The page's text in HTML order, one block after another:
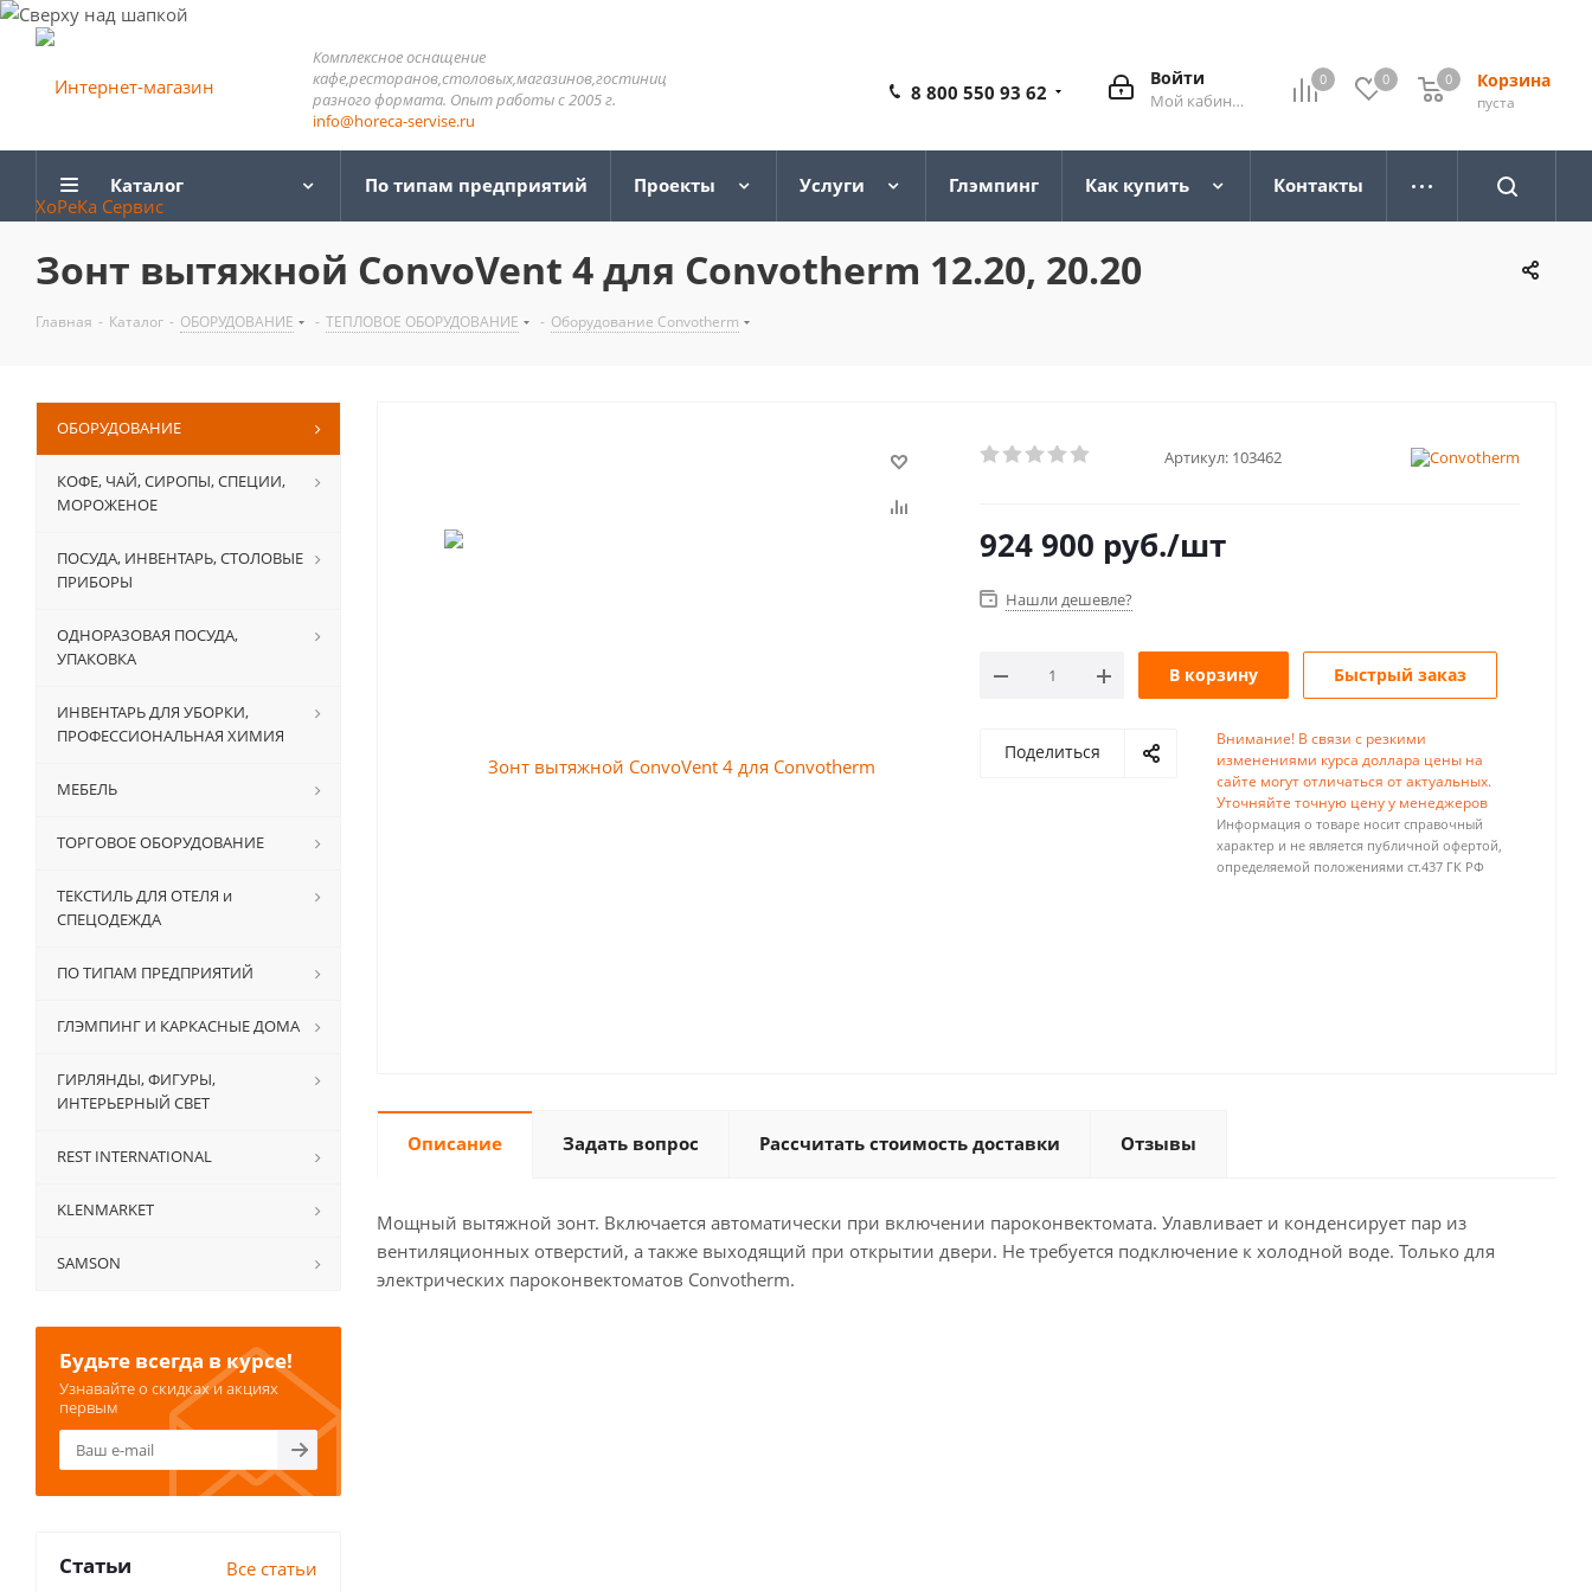
Комплексное оснащение
кафе,ресторанов,столовых,магазинов,гостиниц
разного формата. Опыт работы с 2005 г.
info@horeca-servise.ru
0 0 Корзина
0
пуста
0
Войти
Мой кабинет
8 800 550 93 62
Каталог По типам предприятий Проекты Услуги Глэмпинг Как купить Контакты
Зонт вытяжной ConvoVent 4 для Convotherm 12.20, 20.20
Главная - Каталог - ОБОРУДОВАНИЕ - ТЕПЛОВОЕ ОБОРУДОВАНИЕ - Оборудование Convotherm
Артикул: 103462
924 900 руб./шт
Нашли дешевле?
В корзину Быстрый заказ
Поделиться
Внимание! В связи с резкими
изменениями курса доллара цены на
сайте могут отличаться от актуальных.
Уточняйте точную цену у менеджеров
Информация о товаре носит справочный
характер и не является публичной офертой,
определяемой положениями ст.437 ГК РФ
Описание Задать вопрос Рассчитать стоимость доставки Отзывы
Мощный вытяжной зонт. Включается автоматически при включении пароконвектомата. Улавливает и конденсирует пар из
вентиляционных отверстий, а также выходящий при открытии двери. Не требуется подключение к холодной воде. Только для
электрических пароконвектоматов Convotherm.
ОБОРУДОВАНИЕ
КОФЕ, ЧАЙ, СИРОПЫ, СПЕЦИИ,
МОРОЖЕНОЕ
ПОСУДА, ИНВЕНТАРЬ, СТОЛОВЫЕ
ПРИБОРЫ
ОДНОРАЗОВАЯ ПОСУДА,
УПАКОВКА
ИНВЕНТАРЬ ДЛЯ УБОРКИ,
ПРОФЕССИОНАЛЬНАЯ ХИМИЯ
МЕБЕЛЬ
ТОРГОВОЕ ОБОРУДОВАНИЕ
ТЕКСТИЛЬ ДЛЯ ОТЕЛЯ и
СПЕЦОДЕЖДА
ПО ТИПАМ ПРЕДПРИЯТИЙ
ГЛЭМПИНГ И КАРКАСНЫЕ ДОМА
ГИРЛЯНДЫ, ФИГУРЫ,
ИНТЕРЬЕРНЫЙ СВЕТ
REST INTERNATIONAL
KLENMARKET
SAMSON
Будьте всегда в курсе!
Узнавайте о скидках и акциях
первым
Статьи Все статьи